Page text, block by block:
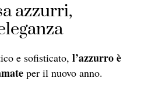
azzurri,
e sofisticato, l’azzurro è
per il nuovo anno.